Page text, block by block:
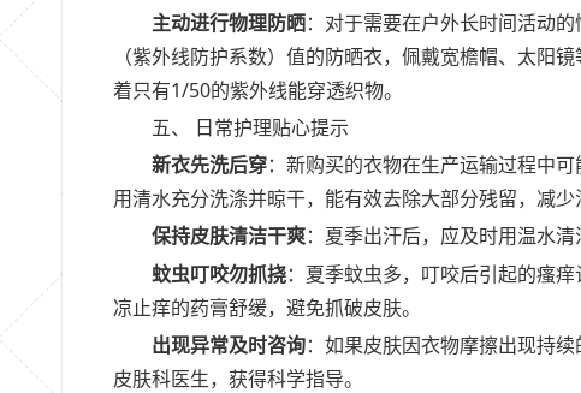
主动进行物理防晒：对于需要在户外长时间活动
（紫外线防护系数）值的防晒衣，佩戴宽檐帽、太阳
着只有1/50的紫外线能穿透织物。
五、 日常护理贴心提示
新衣先洗后穿：新购买的衣物在生产运输过程中
用清水充分洗涤并晾干，能有效去除大部分残留，减少
保持皮肤清洁干爽：夏季出汗后，应及时用温水
蚊虫叮咬勿抓挠：夏季蚊虫多，叮咬后引起的瘙
凉止痒的药膏舒缓，避免抓破皮肤。
出现异常及时咨询：如果皮肤因衣物摩擦出现持
皮肤科医生，获得科学指导。